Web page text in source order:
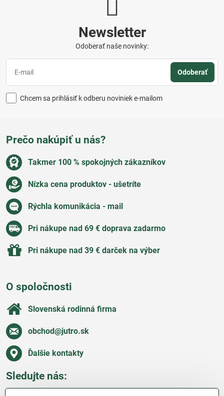
Newsletter
Odoberať naše novinky:
Odoberať
Chcem sa prihlásiť k odberu noviniek e-mailom
Prečo nakúpiť u nás?
Takmer 100 % spokojných zákazníkov
Nízka cena produktov - ušetríte
Rýchla komunikácia - mail
Pri nákupe nad 69 € doprava zadarmo
Pri nákupe nad 39 € darček na výber
O spoločnosti
Slovenská rodinná firma
obchod​@jutro​.sk
Ďalšie kontakty
Sledujte nás: